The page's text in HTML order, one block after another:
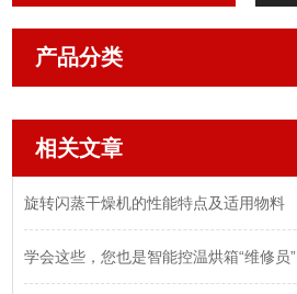
产品分类
相关文章
旋转闪蒸干燥机的性能特点及适用物料
学会这些，您也是智能控温烘箱“维修员”